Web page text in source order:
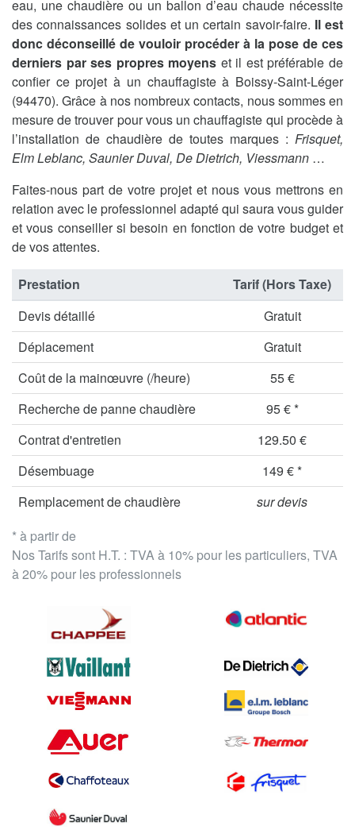
eau, une chaudière ou un ballon d’eau chaude nécessite
des connaissances solides et un certain savoir-faire. Il est
donc déconseillé de vouloir procéder à la pose de ces
derniers par ses propres moyens et il est préférable de
confier ce projet à un chauffagiste à Boissy-Saint-Léger
(94470). Grâce à nos nombreux contacts, nous sommes en
mesure de trouver pour vous un chauffagiste qui procède à
l’installation de chaudière de toutes marques : Frisquet,
Elm Leblanc, Saunier Duval, De Dietrich, Viessmann …
Faites-nous part de votre projet et nous vous mettrons en
relation avec le professionnel adapté qui saura vous guider
et vous conseiller si besoin en fonction de votre budget et
de vos attentes.
* à partir de
Nos Tarifs sont H.T. : TVA à 10% pour les particuliers, TVA
à 20% pour les professionnels
Prestation
Tarif (Hors Taxe)
Devis détaillé
Gratuit
Déplacement
Gratuit
Coût de la mainœuvre (/heure)
55 €
Recherche de panne chaudière
95 € *
Contrat d'entretien
129.50 €
Désembuage
149 € *
Remplacement de chaudière
sur devis